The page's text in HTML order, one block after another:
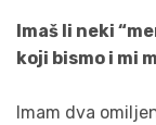
Imaš li neki
koji bismo i mi
Imam dva